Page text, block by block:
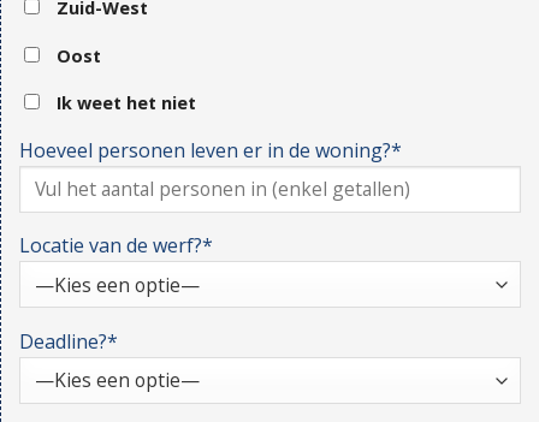
Zuid-West
Oost
Ik weet het niet
Hoeveel personen leven er in de woning?*
Locatie van de werf?*
Deadline?*